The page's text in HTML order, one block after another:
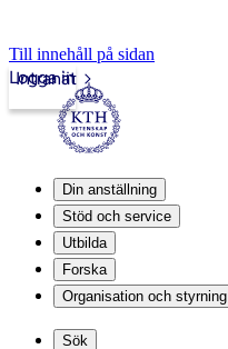
Till innehåll på sidan
Intranät
Logga in
Din anställning
Stöd och service
Utbilda
Forska
Organisation och styrning
Sök